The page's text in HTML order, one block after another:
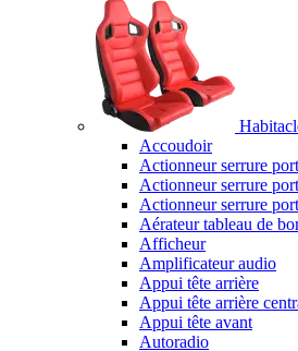
Accoudoir
Actionneur serrure
Actionneur serrure
Actionneur serrure
Aérateur tableau de
Afficheur
Amplificateur audio
Appui tête arrière
Appui tête arrière
Appui tête avant
Autoradio